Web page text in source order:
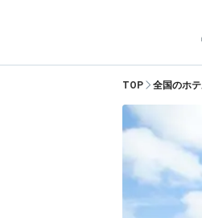
TOP 全国のホ